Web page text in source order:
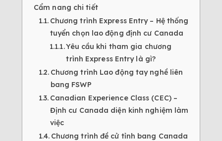
Cẩm nang chi tiết
Chương trình Express Entry – Hệ thống
tuyển chọn lao động định cư Canada
Yêu cầu khi tham gia chương
trình Express Entry là gì?
Chương trình Lao động tay nghề liên
bang FSWP
Canadian Experience Class (CEC) –
Định cư Canada diện kinh nghiệm làm
việc
Chương trình đề cử tỉnh bang Canada